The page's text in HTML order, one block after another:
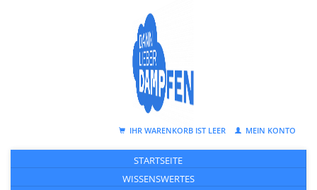
IHR WARENKORB IST LEER MEIN KONTO
STARTSEITE
WISSENSWERTES